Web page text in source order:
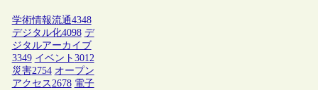
学術情報流通4348
デジタル化4098 デ
ジタルアーカイブ
3349 イベント 3012
災害2754 オープン
アクセス 2678 電子